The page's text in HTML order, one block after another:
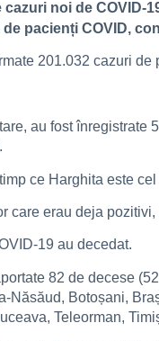
noi de
pacienți COVID,
201.032 cazuri
au fost
ce Harghita este
erau deja
19 au decedat.
82 de decese
Botoșani,
Teleorman,